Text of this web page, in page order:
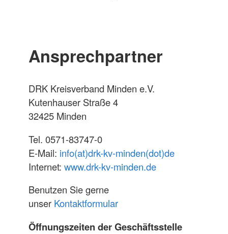
Ansprechpartner
DRK Kreisverband Minden e.V.
Kutenhauser Straße 4
32425 Minden
Tel. 0571-83747-0
E-Mail: info(at)drk-kv-minden(dot)de
Internet: www.drk-kv-minden.de
Benutzen Sie gerne
unser Kontaktformular
Öffnungszeiten der Geschäftsstelle